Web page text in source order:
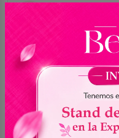
Las ventas
habilitadas
cuentas
No somos
dinero a